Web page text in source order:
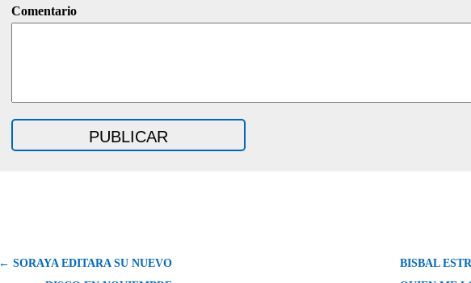
Comentario
← SORAYA EDITARA SU NUEVO
BISBAL